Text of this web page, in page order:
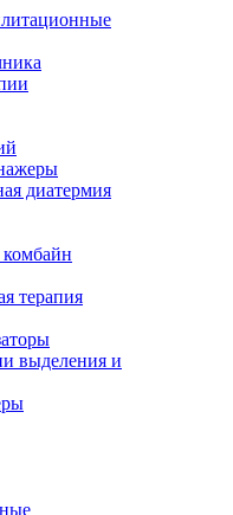
диатермия
терапия
выделения и